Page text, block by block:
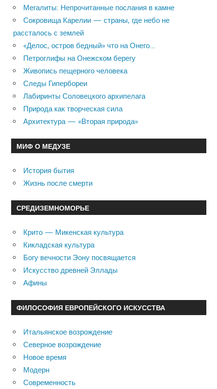
Мегалиты: Непрочитанные послания в камне
Сокровища Карелии — страны, где небо не
рассталось с землей
«Делос, остров бедный» что на Онего…
Петроглифы на Онежском берегу
Живопись пещерного человека
Следы Гипербореи
Лабиринты Соловецкого архипелага
Природа как творческая сила
Архитектура — «Вторая природа»
МИФ О МЕДУЗЕ
История бытия
Жизнь после смерти
СРЕДИЗЕМНОМОРЬЕ
Крито — Микенская культура
Кикладская культура
Богу вечности Эону посвящается
Искусство древней Эллады
Афины
ФИЛОСОФИЯ ЕВРОПЕЙСКОГО ИСКУССТВА
Итальянское возрождение
Северное возрождение
Новое время
Модерн
Современность